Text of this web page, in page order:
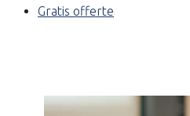
Gratis offerte